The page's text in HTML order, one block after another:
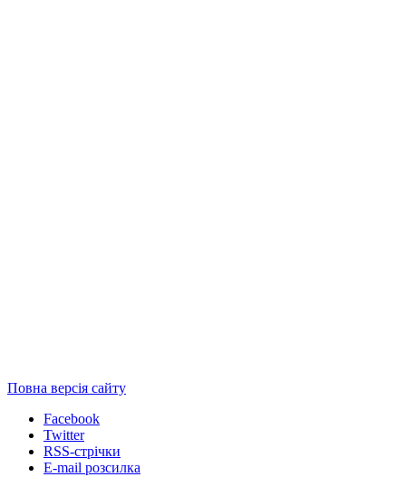
Повна версія сайту
Facebook
Twitter
RSS-стрічки
E-mail розсилка